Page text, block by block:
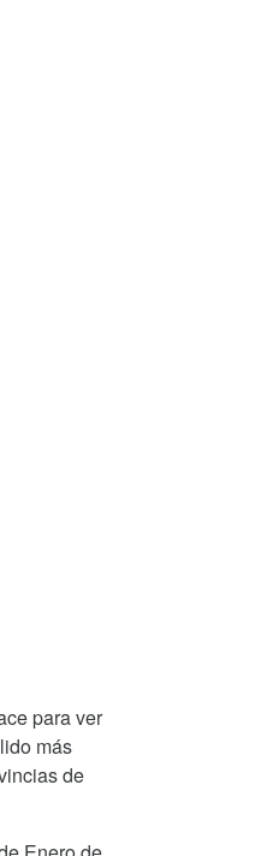
para ver
más
de